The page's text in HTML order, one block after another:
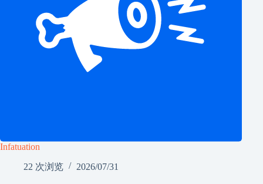
Infatuation
22 次浏览
2026/07/31